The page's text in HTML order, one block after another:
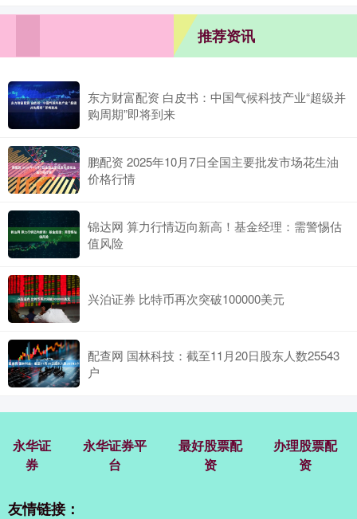
推荐资讯
东方财富配资 白皮书：中国气候科技产业“超级并
购周期”即将到来
鹏配资 2025年10月7日全国主要批发市场花生油
价格行情
锦达网 算力行情迈向新高！基金经理：需警惕估
值风险
兴泊证券 比特币再次突破100000美元
配查网 国林科技：截至11月20日股东人数25543
户
永华证
券
永华证券平
台
最好股票配
资
办理股票配
资
友情链接：